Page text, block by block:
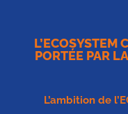
L’ECOSYSTEM
PORTÉE PAR
L’ambition de l’